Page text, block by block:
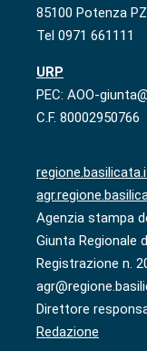
85100 Potenza PZ
Tel 0971 661111
URP
PEC: AOO-
C.F. 80002950766
Agenzia stampa
Giunta Regionale
Registrazione n.
Direttore
Redazione